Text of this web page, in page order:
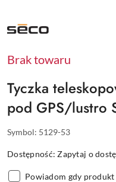
NAZWA
PRODUCENTA:
Brak towaru
Tyczka
pod GPS/lustro
Symbol: 5129-53
Dostępność:Zapytaj o
Powiadom gdy